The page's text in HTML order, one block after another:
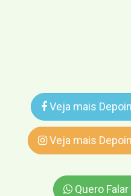
Veja mais
Veja mais
Quero